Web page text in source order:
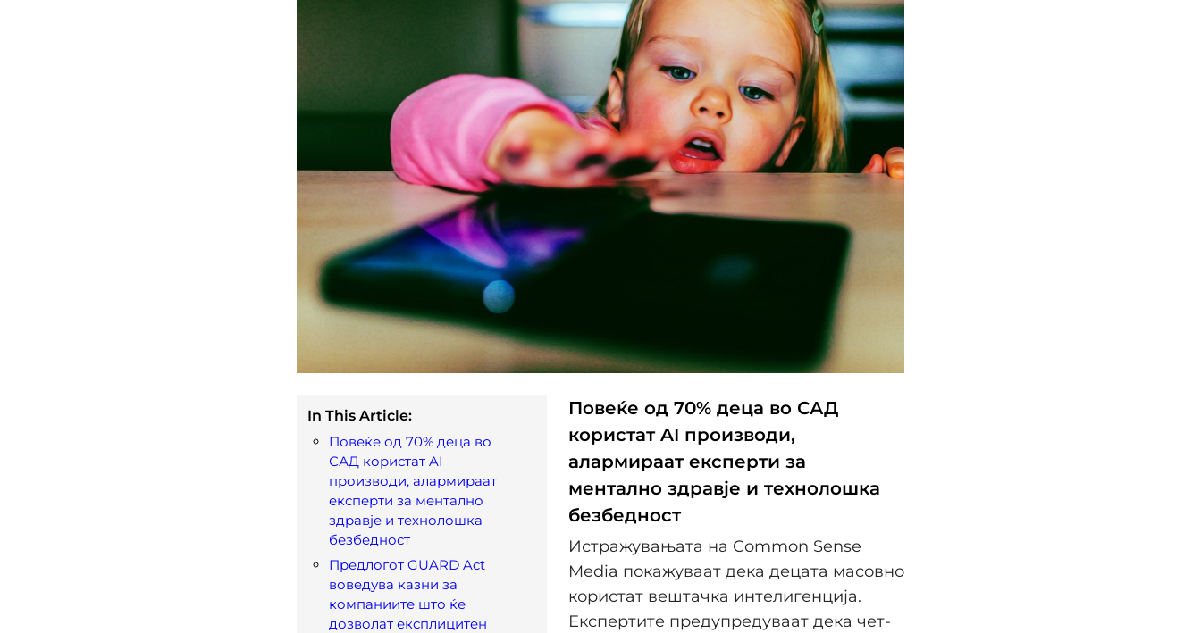
In This Article:
Повеќе од 70% деца во
САД користат AI
производи, алармираат
експерти за ментално
здравје и технолошка
безбедност
Предлогот GUARD Act
воведува казни за
компаниите што ќе
дозволат експлицитен
Повеќе од 70% деца во САД
користат AI производи,
алармираат експерти за
ментално здравје и технолошка
безбедност
Истражувањата на Common Sense
Media покажуваат дека децата масовно
користат вештачка интелигенција.
Експертите предупредуваат дека чет-